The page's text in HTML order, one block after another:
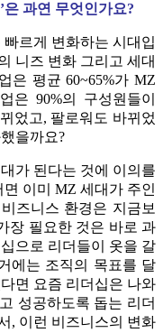
은 과연 무엇인가요?
르게 변화하는 시대입
니즈 변화 그리고 세대
은 평균 60~65%가 MZ
은 90%의 구성원들이
었고, 팔로워도 바뀌었
을까요?
가 된다는 것에 이의를
이미 MZ 세대가 주인
즈니스 환경은 지금보
장 필요한 것은 바로 과
으로 리더들이 옷을 갈
에는 조직의 목표를 달
면 요즘 리더십은 나와
성공하도록 돕는 리더
, 이런 비즈니스의 변화